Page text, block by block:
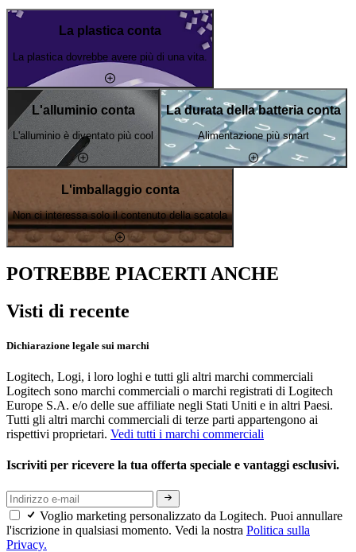
La plastica conta
La plastica dovrebbe avere più di una vita.
L'alluminio conta
L'alluminio è diventato più cool
La durata della batteria conta
Alimentazione più smart
L'imballaggio conta
Non ci interessa solo il contenuto della scatola
POTREBBE PIACERTI ANCHE
Visti di recente
Dichiarazione legale sui marchi
Logitech, Logi, i loro loghi e tutti gli altri marchi commerciali
Logitech sono marchi commerciali o marchi registrati di Logitech
Europe S.A. e/o delle sue affiliate negli Stati Uniti e in altri Paesi.
Tutti gli altri marchi commerciali di terze parti appartengono ai
rispettivi proprietari. Vedi tutti i marchi commerciali
Iscriviti per ricevere la tua offerta speciale e vantaggi esclusivi.
Voglio marketing personalizzato da Logitech. Puoi annullare
l'iscrizione in qualsiasi momento. Vedi la nostra Politica sulla
Privacy.